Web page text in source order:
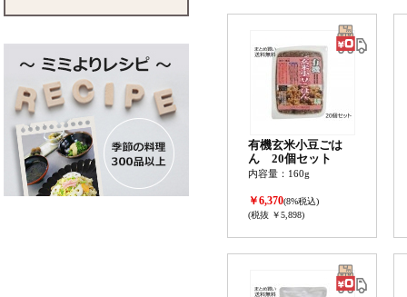
有機玄米小豆ごは
ん 20個セット
内容量：160g
￥6,370(8%税込)
(税抜 ￥5,898)